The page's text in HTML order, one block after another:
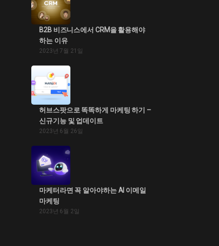
B2B 비즈니스에서 CRM을 활용해야
하는 이유
2023년 7월 21일
허브스팟으로 똑똑하게 마케팅 하기 –
신규기능 및 업데이트
2023년 6월 26일
마케터라면 꼭 알아야하는 AI 이메일
마케팅
2023년 6월 2일